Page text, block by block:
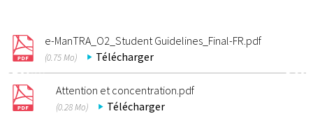
e-ManTRA_O2_Student Guidelines_Final-FR.pdf
(0.75 Mo) Télécharger
Attention et concentration.pdf
(0.28 Mo) Télécharger